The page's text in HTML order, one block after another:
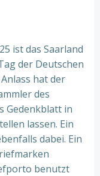
ist das Saarland
der Deutschen
hat der
des
Gedenkblatt in
lassen. Ein
dabei. Ein
benutzt